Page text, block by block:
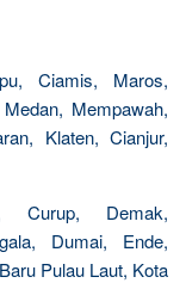
Ciamis, Maros,
Mempawah,
Klaten, Cianjur,
Curup, Demak,
Dumai, Ende,
Pulau Laut, Kota